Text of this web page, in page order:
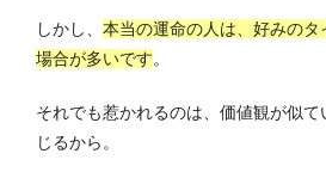
しかし、 本当の運命の人は、好みの
場合が多いです。
それでも惹かれるのは、価値観が似
じるから。